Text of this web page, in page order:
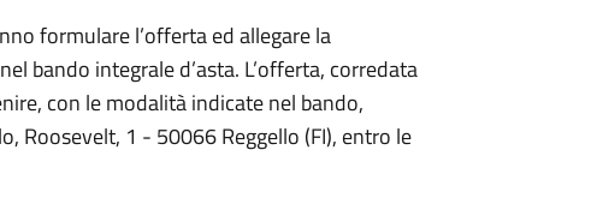
formulare l’offerta ed allegare la
bando integrale d’asta. L’offerta, corredata
con le modalità indicate nel bando,
Roosevelt, 1 - 50066 Reggello (FI), entro le